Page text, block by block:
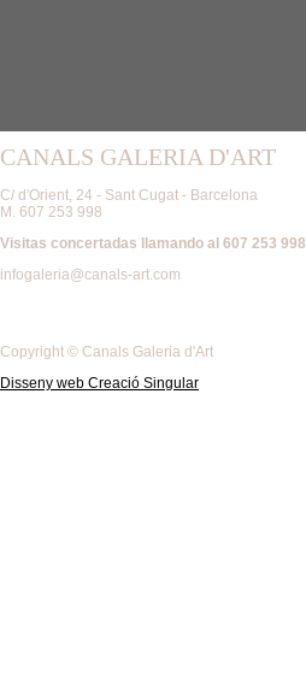
CANALS GALERIA D'ART
C/ d'Orient, 24 - Sant Cugat - Barcelona
M. 607 253 998
Visitas concertadas llamando al 607 253 998
infogaleria@canals-art.com
Copyright © Canals Galeria d'Art
Disseny web Creació Singular